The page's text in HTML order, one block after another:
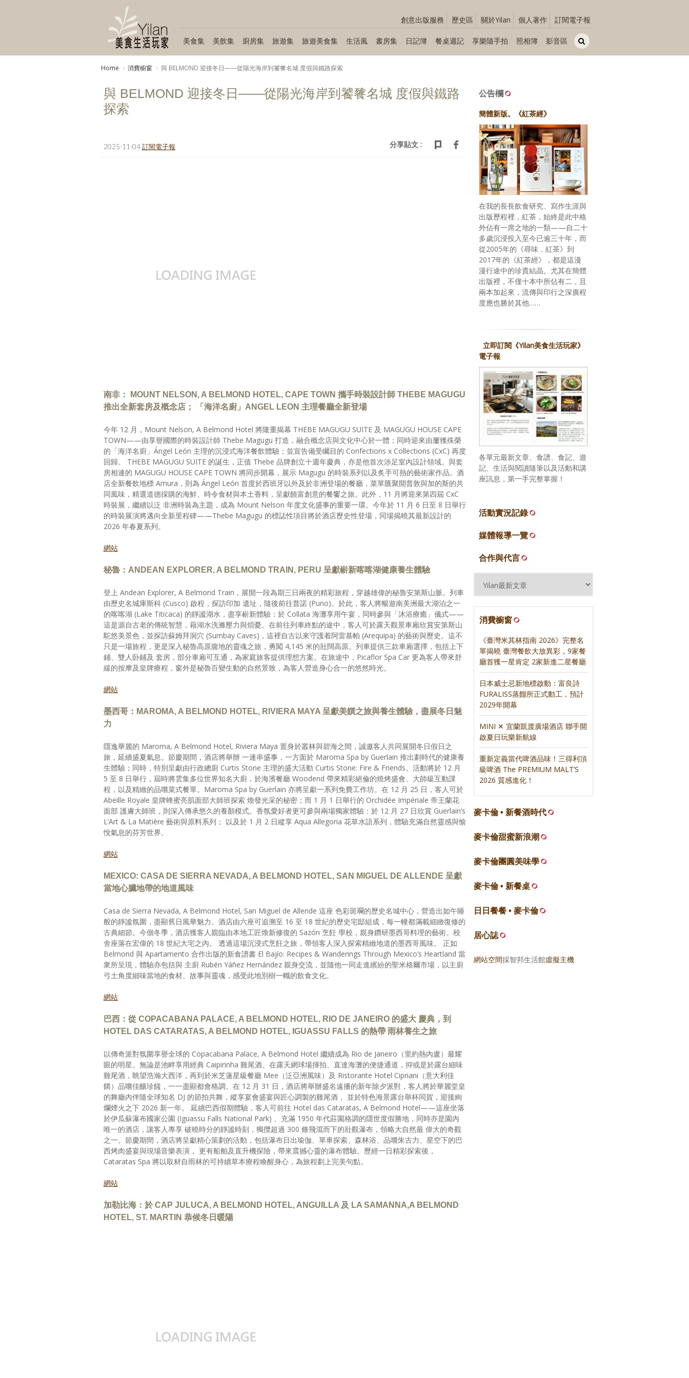
創意出版服務 歷史區 關於Yilan 個人著作 訂閱電子報
美食集 美飲集 廚房集 旅遊集 旅遊美食集 生活風 書房集 日記簿 餐桌週記 享樂隨手拍 照相簿 影音區
Home 消費櫥窗 與 BELMOND 迎接冬日——從陽光海岸到饕餮名城 度假與鐵路探索
與 BELMOND 迎接冬日——從陽光海岸到饕餮名城 度假與鐵路
探索
2025-11-04訂閱電子報 分享貼文 :
南非： MOUNT NELSON, A BELMOND HOTEL, CAPE TOWN 攜手時裝設計師 THEBE MAGUGU
推出全新套房及概念店； 「海洋名廚」ANGEL LEON 主理餐廳全新登場
今年 12 月，Mount Nelson, A Belmond Hotel 將隆重揭幕 THEBE MAGUGU SUITE 及 MAGUGU HOUSE CAPE
TOWN——由享譽國際的時裝設計師 Thebe Magugu 打造，融合概念店與文化中心於一體；同時迎來由屢獲殊榮
的「海洋名廚」Ángel León 主理的沉浸式海洋餐飲體驗；並宣告備受矚目的 Confections x Collections (CxC) 再度
回歸。 THEBE MAGUGU SUITE 的誕生，正值 Thebe 品牌創立十週年慶典，亦是他首次涉足室內設計領域。與套
房相連的 MAGUGU HOUSE CAPE TOWN 將同步開幕，展示 Magugu 的時裝系列以及炙手可熱的藝術家作品。酒
店全新餐飲地標 Amura，則為 Ángel León 首度於西班牙以外及於非洲登場的餐廳，菜單匯聚開普敦與加的斯的共
同風味，精選道德採購的海鮮、時令食材與本土香料，呈獻饒富創意的餐饗之旅。此外，11 月將迎來第四屆 CxC
時裝展，繼續以泛 非洲時裝為主題，成為 Mount Nelson 年度文化盛事的重要一環。今年於 11 月 6 日至 8 日舉行
的時裝展演將邁向全新里程碑——Thebe Magugu 的標誌性項目將於酒店歷史性登場，同場揭曉其最新設計的
2026 年春夏系列。
網站
秘魯：ANDEAN EXPLORER, A BELMOND TRAIN, PERU 呈獻嶄新喀喀湖健康養生體驗
登上 Andean Explorer, A Belmond Train，展開一段為期三日兩夜的精彩旅程，穿越雄偉的秘魯安第斯山脈。列車
由歷史名城庫斯科 (Cusco) 啟程，探訪印加 遺址，隨後前往普諾 (Puno)。於此，客人將暢遊南美洲最大湖泊之一
的喀喀湖 (Lake Titicaca) 的靜謐湖水，盡享嶄新體驗：於 Collata 海灘享用午宴，同時參與「沐浴療癒」儀式——
這是源自古老的傳統智慧，藉湖水洗滌壓力與煩憂。在前往列車終點的途中，客人可於露天觀景車廂欣賞安第斯山
駝悠美景色，並探訪蘇姆拜洞穴 (Sumbay Caves)，這裡自古以來守護着阿雷基帕 (Arequipa) 的藝術與歷史。這不
只是一場旅程，更是深入秘魯高原腹地的靈魂之旅，勇闖 4,145 米的壯闊高原。列車提供三款車廂選擇，包括上下
鋪、雙人卧鋪及 套房，部分車廂可互通，為家庭旅客提供理想方案。在旅途中，Picaflor Spa Car 更為客人帶來舒
緩的按摩及皇牌療程，窗外是秘魯百變生動的自然景致，為客人營造身心合一的悠然時光。
網站
墨西哥：MAROMA, A BELMOND HOTEL, RIVIERA MAYA 呈獻美饌之旅與養生體驗，盡展冬日魅
力
隱逸華麗的 Maroma, A Belmond Hotel, Riviera Maya 置身於叢林與碧海之間，誠邀客人共同展開冬日假日之
旅，延續盛夏氣息。節慶期間，酒店將舉辦 一連串盛事，一方面於 Maroma Spa by Guerlain 推出劃時代的健康養
生體驗；同時，特別呈獻由行政總廚 Curtis Stone 主理的盛大活動 Curtis Stone: Fire & Friends。活動將於 12 月
5 至 8 日舉行，屆時將雲集多位世界知名大廚，於海濱餐廳 Woodend 帶來精彩絕倫的燒烤盛會、大師級互動課
程，以及精緻的品嚐菜式餐單。Maroma Spa by Guerlain 亦將呈獻一系列免費工作坊。在 12 月 25 日，客人可於
Abeille Royale 皇牌蜂蜜亮肌面部大師班探索 煥發光采的秘密；而 1 月 1 日舉行的 Orchidée Impériale 帝王蘭花
面部 護膚大師班，則深入傳承悠久的養顏模式。香氛愛好者更可參與兩場獨家體驗：於 12 月 27 日欣賞 Guerlain’s
L’Art & La Matière 藝術與原料系列； 以及於 1 月 2 日縱享 Aqua Allegoria 花草水語系列，體驗充滿自然靈感與愉
悅氣息的芬芳世界。
網站
MEXICO: CASA DE SIERRA NEVADA, A BELMOND HOTEL, SAN MIGUEL DE ALLENDE 呈獻
當地心臟地帶的地道風味
Casa de Sierra Nevada, A Belmond Hotel, San Miguel de Allende 這座 色彩斑斕的歷史名城中心，營造出如午睡
般的靜謐氛圍，盡顯舊日風華魅力。酒店由六座可追溯至 16 至 18 世紀的歷史宅邸組成，每一幢都滿載細緻復修的
古典細節。今個冬季，酒店獲客人親臨由本地工匠煥新修復的 Sazón 烹飪 學校，親身鑽研墨西哥料理的藝術。校
舍座落在宏偉的 18 世紀大宅之內。 透過這場沉浸式烹飪之旅，帶領客人深入探索精緻地道的墨西哥風味。 正如
Belmond 與 Apartamento 合作出版的新食譜書 El Bajío: Recipes & Wanderings Through Mexico’s Heartland 當
衆所呈現，體驗亦包括與 主廚 Rubén Yáñez Hernández 親身交流，並隨他一同走進繽紛的聖米格爾市場，以主廚
弓土角度細味當地的食材、故事與靈魂，感受此地別樹一幟的飲食文化。
網站
巴西：從 COPACABANA PALACE, A BELMOND HOTEL, RIO DE JANEIRO 的盛大 慶典，到
HOTEL DAS CATARATAS, A BELMOND HOTEL, IGUASSU FALLS 的熱帶 雨林養生之旅
以傳奇派對氛圍享譽全球的 Copacabana Palace, A Belmond Hotel 繼續成為 Rio de Janeiro（里約熱內盧）最耀
眼的明星。無論是池畔享用經典 Caipirinha 雞尾酒、在露天網球場揮拍、直達海灘的便捷通道，抑或是於露台細味
雞尾酒，眺望浩瀚大西洋，再到於米芝蓮星級餐廳 Mee（泛亞洲風味）及 Ristorante Hotel Cipriani（意大利佳
餚）品嚐佳釀珍饈，一一盡顯都會格調。在 12 月 31 日，酒店將舉辦盛名遠播的新年除夕派對，客人將於華麗堂皇
的舞廳內伴隨全球知名 DJ 的節拍共舞，縱享宴會盛宴與匠心調製的雞尾酒， 並於特色海景露台舉杯同賀，迎接絢
爛煙火之下 2026 新一年。 延續巴西假期體驗，客人可前往 Hotel das Cataratas, A Belmond Hotel——這座坐落
於伊瓜蘇瀑布國家公園 (Iguassu Falls National Park) 、充滿 1950 年代莊園格調的隱世度假勝地，同時亦是園內
唯一的酒店，讓客人專享 破曉時分的靜謐時刻，獨攬超過 300 條飛瀉而下的壯觀瀑布，領略大自然最 偉大的奇觀
之一。節慶期間，酒店將呈獻精心策劃的活動，包括瀑布日出瑜伽、單車探索、森林浴、品嚐朱古力、星空下的巴
西烤肉盛宴與現場音樂表演， 更有船舶及直升機探險，帶來震撼心靈的瀑布體驗。歷經一日精彩探索後，
Cataratas Spa 將以取材自雨林的可持續草本療程喚醒身心，為旅程劃上完美句點。
網站
加勒比海：於 CAP JULUCA, A BELMOND HOTEL, ANGUILLA 及 LA SAMANNA,A BELMOND
HOTEL, ST. MARTIN 恭候冬日暖陽
公告欄
簡體新版。《紅茶經》
在我的長長飲食研究、寫作生涯與
出版歷程裡，紅茶，始終是此中格
外佔有一席之地的一類——自二十
多歲沉浸投入至今已逾三十年，而
從2005年的《尋味．紅茶》到
2017年的《紅茶經》，都是這漫
漫行途中的珍貴結晶。尤其在簡體
出版裡，不僅十本中所佔有二，且
兩本加起來，流傳與印行之深廣程
度應也勝於其他……
立即訂閱《Yilan美食生活玩家》
電子報
各單元最新文章、食譜、食記、遊
記、生活與閱讀隨筆以及活動和講
座訊息，第一手完整掌握！
活動實況記錄
媒體報導一覽
合作與代言
消費櫥窗
《臺灣米其林指南 2026》完整名
單揭曉 臺灣餐飲大放異彩，9家餐
廳首獲一星肯定 2家新進二星餐廳
日本威士忌新地標啟動：富良詩
FURALISS蒸餾所正式動工，預計
2029年開幕
MINI ✕ 宜蘭凱渡廣場酒店 聯手開
啟夏日玩樂新航線
重新定義當代啤酒品味！三得利頂
級啤酒 The PREMIUM MALT’S
2026 質感進化！
麥卡倫 • 新餐酒時代
麥卡倫甜蜜新浪潮
麥卡倫團圓美味學
麥卡倫 • 新餐桌
日日餐餐 • 麥卡倫
居心誌
網站空間採智邦生活館虛擬主機